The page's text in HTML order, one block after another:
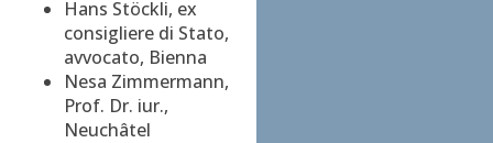
Hans Stöckli, ex
consigliere di Stato,
avvocato, Bienna
Nesa Zimmermann,
Prof. Dr. iur.,
Neuchâtel